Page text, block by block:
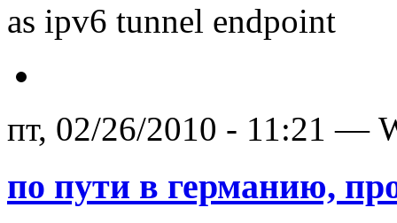
as ipv6 tunnel endpoint
пт, 02/26/2010 - 11:21 —
по пути в германию,